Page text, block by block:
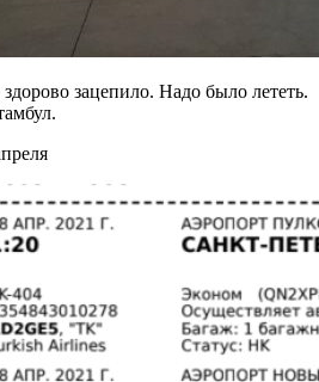
зацепило. Надо было лететь.